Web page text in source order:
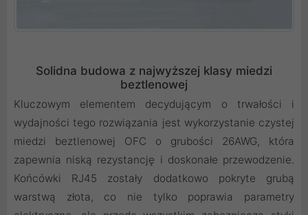
Solidna budowa z najwyższej klasy miedzi
beztlenowej
Kluczowym elementem decydującym o trwałości i
wydajności tego rozwiązania jest wykorzystanie czystej
miedzi beztlenowej OFC o grubości 26AWG, która
zapewnia niską rezystancję i doskonałe przewodzenie.
Końcówki RJ45 zostały dodatkowo pokryte grubą
warstwą złota, co nie tylko poprawia parametry